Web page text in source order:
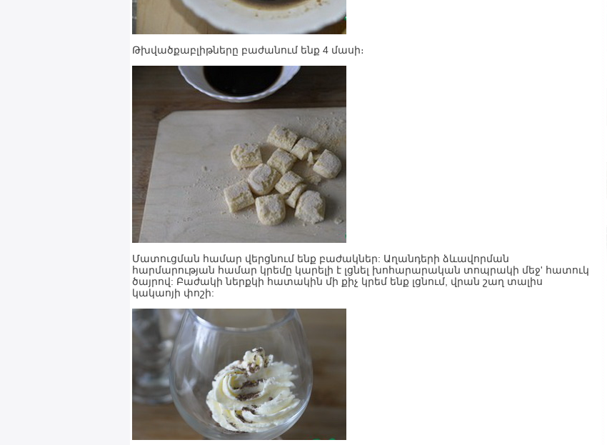
Թխվածքաբլիթները բաժանում ենք 4 մասի։
Մատուցման համար վերցնում ենք բաժակներ: Աղանդերի ձևավորման
հարմարության համար կրեմը կարելի է լցնել խոհարարական տոպրակի մեջ' հատուկ
ծայրով: Բաժակի ներքկի հատակին մի քիչ կրեմ ենք լցնում, վրան շաղ տալիս
կակաոյի փոշի: